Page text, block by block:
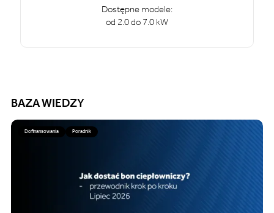
Dostępne modele:
od 2.0 do 7.0 kW
BAZA WIEDZY
Dofinansowania Poradnik